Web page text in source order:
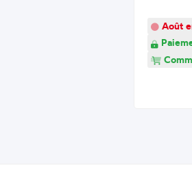
Août